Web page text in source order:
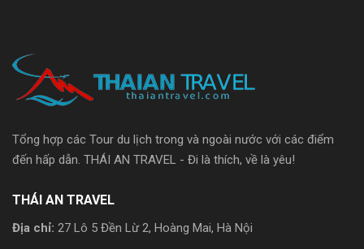
Tổng hợp các Tour du lịch trong và ngoài nước với các điểm
đến hấp dẫn. THÁI AN TRAVEL - Đi là thích, về là yêu!
THÁI AN TRAVEL
Địa chỉ: 27 Lô 5 Đền Lừ 2, Hoàng Mai, Hà Nội